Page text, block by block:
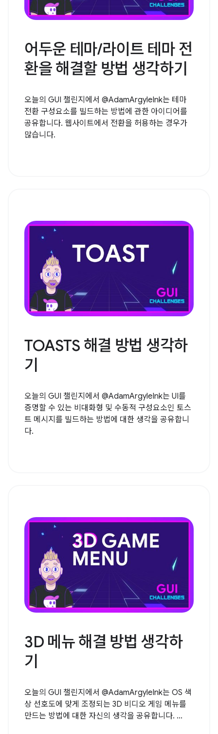
어두운 테마/라이트 테마 전
환을 해결할 방법 생각하기
오늘의 GUI 챌린지에서 @AdamArgyleInk는 테마
전환 구성요소를 빌드하는 방법에 관한 아이디어를
공유합니다. 웹사이트에서 전환을 허용하는 경우가
많습니다.
TOASTS 해결 방법 생각하
기
오늘의 GUI 챌린지에서 @AdamArgyleInk는 UI를
증명할 수 있는 비대화형 및 수동적 구성요소인 토스
트 메시지를 빌드하는 방법에 대한 생각을 공유합니
다.
3D 메뉴 해결 방법 생각하
기
오늘의 GUI 챌린지에서 @AdamArgyleInk는 OS 색
상 선호도에 맞게 조정되는 3D 비디오 게임 메뉴를
만드는 방법에 대한 자신의 생각을 공유합니다. ...